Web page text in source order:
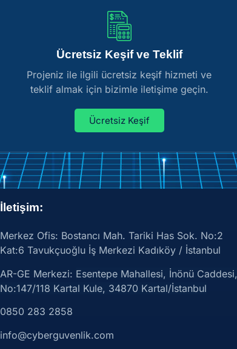
Ücretsiz Keşif ve Teklif
Projeniz ile ilgili ücretsiz keşif hizmeti ve
teklif almak için bizimle iletişime geçin.
Ücretsiz Keşif
İletişim:
Merkez Ofis: Bostancı Mah. Tariki Has Sok. No:2
Kat:6 Tavukçuoğlu İş Merkezi Kadıköy / İstanbul
AR-GE Merkezi: Esentepe Mahallesi, İnönü Caddesi,
No:147/118 Kartal Kule, 34870 Kartal/İstanbul
0850 283 2858
info@cyberguvenlik.com